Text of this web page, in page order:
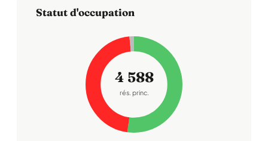
Statut d'occupation
4 588
rés. princ.